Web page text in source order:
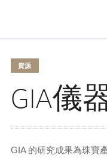
資源
GIA儀
GIA 的研究成果為珠寶